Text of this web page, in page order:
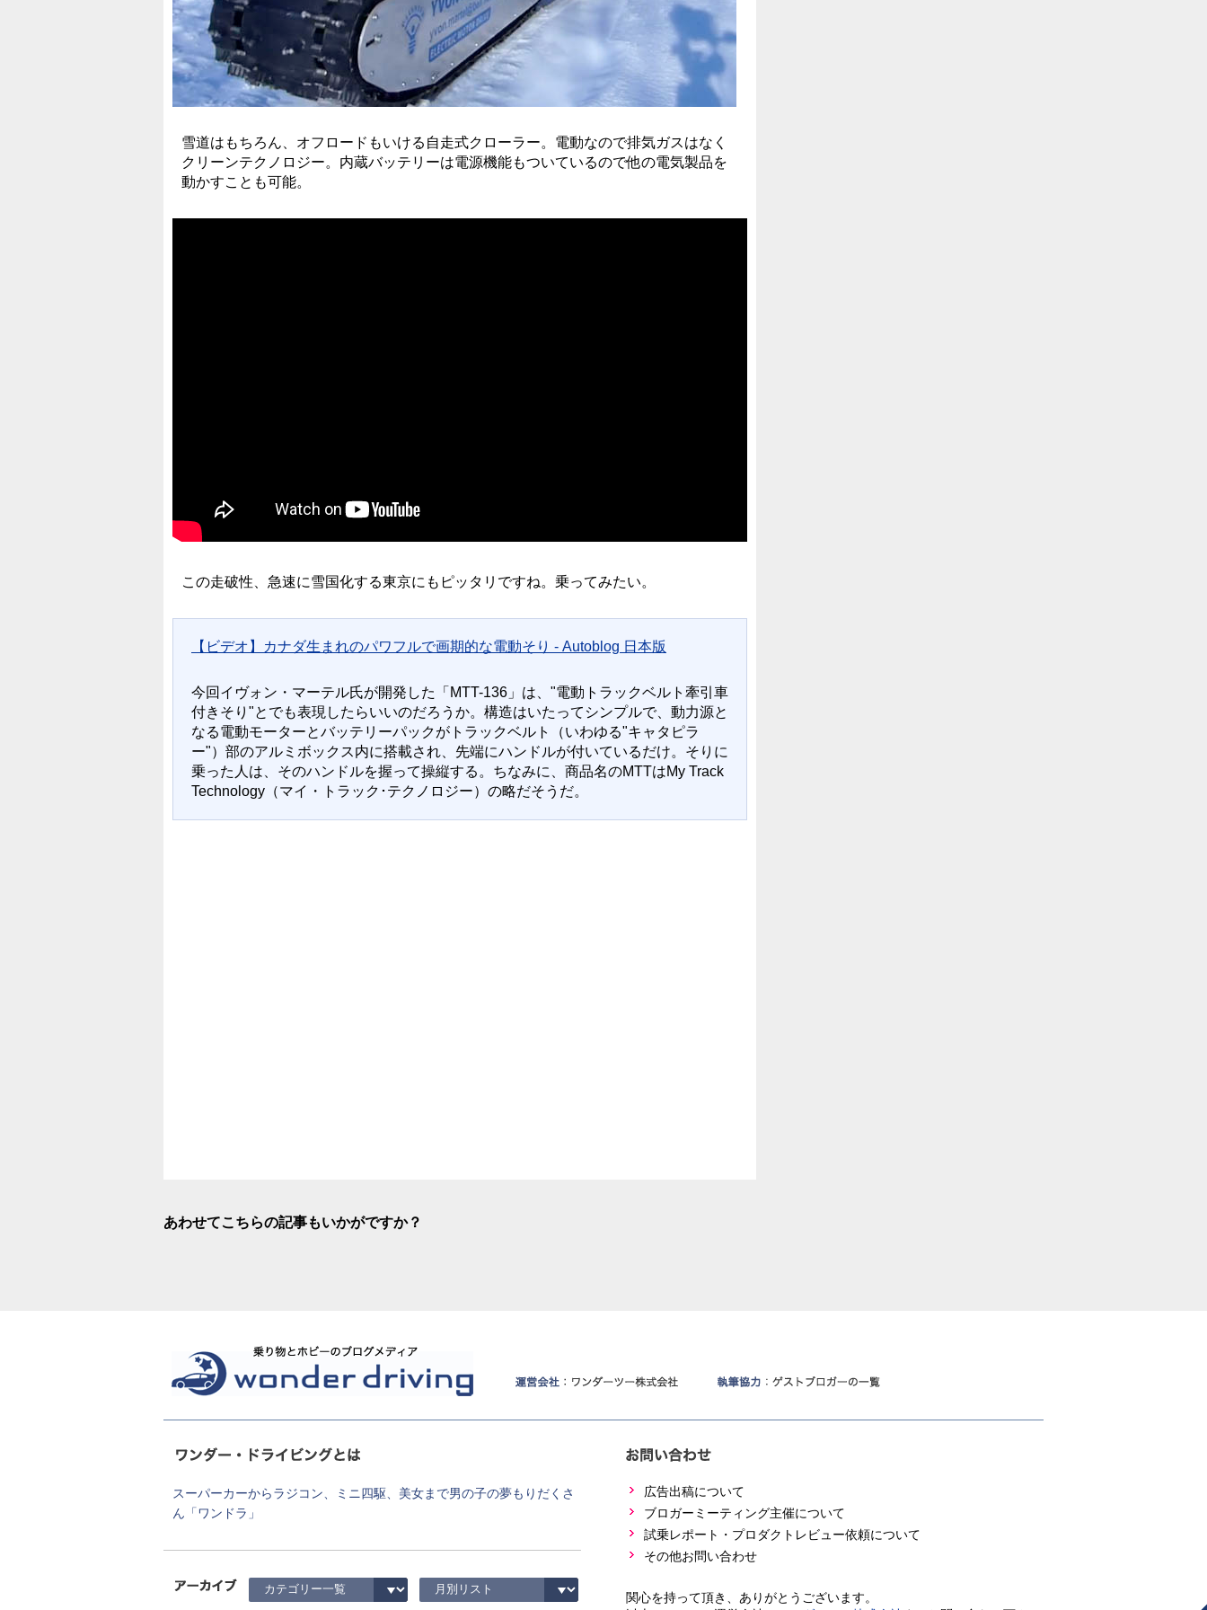
雪道はもちろん、オフロードもいける自走式クローラー。電動なので排気ガスはなく
クリーンテクノロジー。内蔵バッテリーは電源機能もついているので他の電気製品を
動かすことも可能。
この走破性、急速に雪国化する東京にもピッタリですね。乗ってみたい。
【ビデオ】カナダ生まれのパワフルで画期的な電動そり - Autoblog 日本版
今回イヴォン・マーテル氏が開発した「MTT-136」は、"電動トラックベルト牽引車
付きそり"とでも表現したらいいのだろうか。構造はいたってシンプルで、動力源と
なる電動モーターとバッテリーパックがトラックベルト（いわゆる"キャタピラ
ー"）部のアルミボックス内に搭載され、先端にハンドルが付いているだけ。そりに
乗った人は、そのハンドルを握って操縦する。ちなみに、商品名のMTTはMy Track
Technology（マイ・トラック･テクノロジー）の略だそうだ。
あわせてこちらの記事もいかがですか？
スーパーカーからラジコン、ミニ四駆、美女まで男の子の夢もりだくさ
ん「ワンドラ」
広告出稿について
ブロガーミーティング主催について
試乗レポート・プロダクトレビュー依頼について
その他お問い合わせ
関心を持って頂き、ありがとうございます。